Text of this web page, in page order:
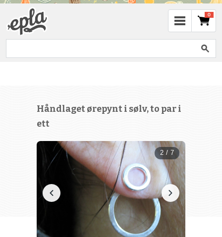
0
Håndlaget ørepynt i sølv, to par i
ett
2 / 7